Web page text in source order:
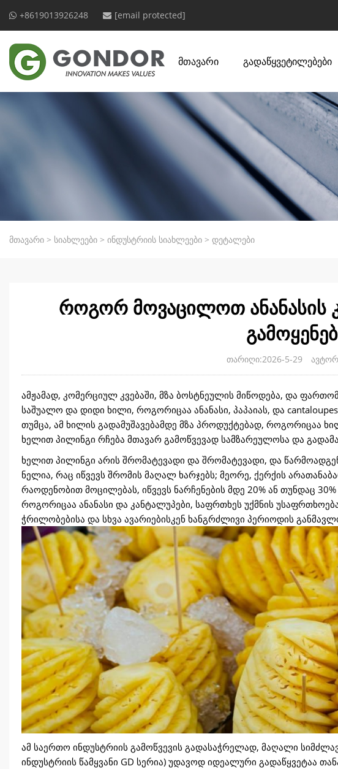
+8619013926248 [email protected]
მთავარი გადაწყვეტილებები
მთავარი > სიახლეები > ინდუსტრიის სიახლეები > დეტალები
როგორ მოვაცილოთ ანანასის
თარიღი:2026-5-29
ამჟამად, კომერციულ კვებაში, მზა ბოსტნეულის მიწოდება, და
საშუალო და დიდი ხილი, როგორიცაა ანანასი, პაპაიას, და
თუმცა, ამ ხილის გადამუშავებამდე მზა პროდუქტებად, როგორიცაა
ხელით პილინგი რჩება მთავარ გამოწვევად სამზარეულოსა და
ხელით პილინგი არის შრომატევადი და შრომატევადი, და
ნელია, რაც იწვევს შრომის მაღალ ხარჯებს; მეორე, ქერქის
რაოდენობით მოცილებას, იწვევს ნარჩენების მდე 20% ან თუნდაც
როგორიცაა ანანასი და კანტალუპები, საფრთხეს უქმნის
ჭრილობებისა და სხვა ავარიებისკენ ხანგრძლივი პერიოდის
ამ საერთო ინდუსტრიის გამოწვევის გადასაჭრელად, მაღალი
ინდუსტრიის წამყვანი GD სერია) უდავოდ იდეალური გადაწყვეტაა